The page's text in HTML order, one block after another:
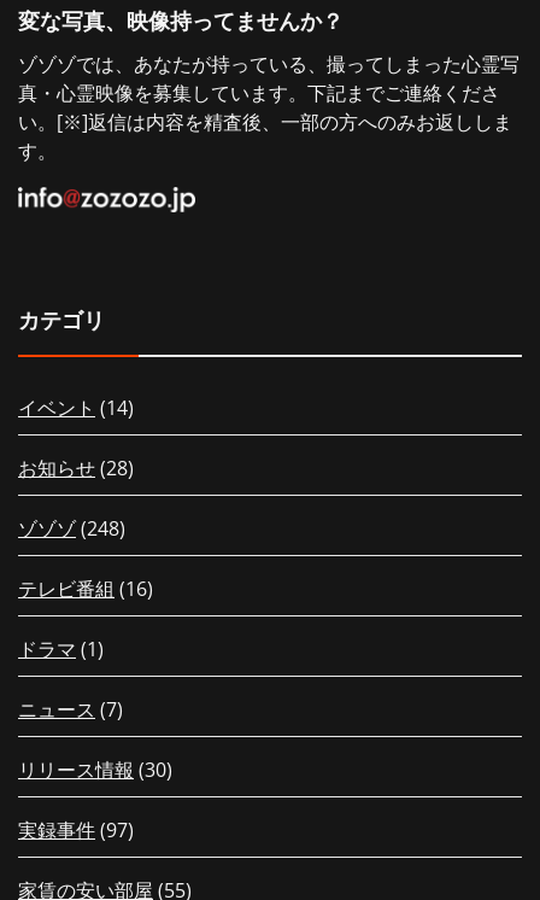
変な写真、映像持ってませんか？
ゾゾゾでは、あなたが持っている、撮ってしまった心霊写
真・心霊映像を募集しています。下記までご連絡くださ
い。[※]返信は内容を精査後、一部の方へのみお返ししま
す。
カテゴリ
イベント (14)
お知らせ(28)
ゾゾゾ(248)
テレビ番組 (16)
ドラマ (1)
ニュース (7)
リリース情報 (30)
実録事件(97)
家賃の安い部屋 (55)